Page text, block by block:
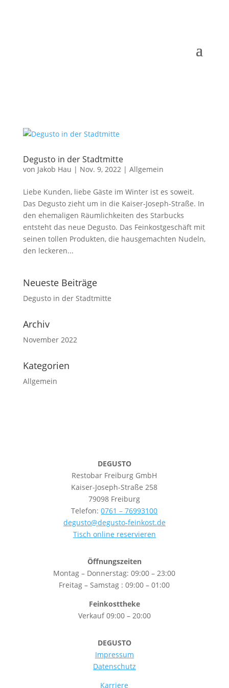
Degusto in der Stadtmitte
von Jakob Hau | Nov. 9, 2022| Allgemein
Liebe Kunden, liebe Gäste im Winter ist es soweit.
Das Degusto zieht um in die Kaiser-Joseph-Straße. In
den ehemaligen Räumlichkeiten des Starbucks
entsteht das neue Degusto. Das Feinkostgeschäft mit
seinen tollen Produkten, die hausgemachten Nudeln,
den leckeren...
Neueste Beiträge
Degusto in der Stadtmitte
Archiv
November 2022
Kategorien
Allgemein
DEGUSTO
Restobar Freiburg GmbH
Kaiser-Joseph-Straße 258
79098 Freiburg
Telefon:0761 – 76993100
degusto@degusto-feinkost.de
Tisch online reservieren
Öffnungszeiten
Montag – Donnerstag: 09:00 – 23:00
Freitag – Samstag : 09:00 – 01:00
Feinkosttheke
Verkauf 09:00 – 20:00
DEGUSTO
Impressum
Datenschutz
Karriere